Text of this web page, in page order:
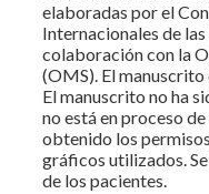
elaboradas por el
Internacionales de
colaboración con la
(OMS). El
El manuscrito no ha
no está en proceso
obtenido los
gráficos utilizados.
de los pacientes.